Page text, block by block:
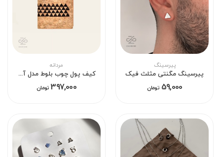
پیرسینگ
پیرسینگ مگنتی مثلث فیک
59,000 تومان
مردانه
کیف پول چوب بلوط مدل آلپ
397,000 تومان